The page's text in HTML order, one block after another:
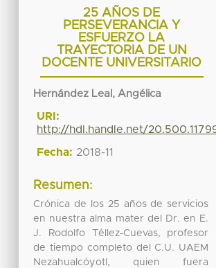
25 AÑOS DE
PERSEVERANCIA Y
ESFUERZO LA
TRAYECTORIA DE UN
DOCENTE UNIVERSITARIO
Hernández Leal, Angélica
URI:
http://hdl.handle.net/
Fecha: 2018-11
Resumen:
Crónica de los 25 años de servicios
en nuestra alma mater del Dr. en E.
J. Rodolfo Téllez-Cuevas, profesor
de tiempo completo del C.U. UAEM
Nezahualcóyotl, quien fuera